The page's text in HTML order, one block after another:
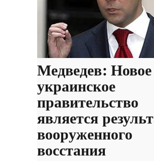
Медведев: Новое
украинское
правительство
является
вооруженного
восстания